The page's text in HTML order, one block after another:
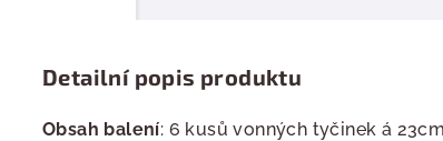
Detailní popis produktu
Obsah balení: 6 kusů vonných tyčinek á